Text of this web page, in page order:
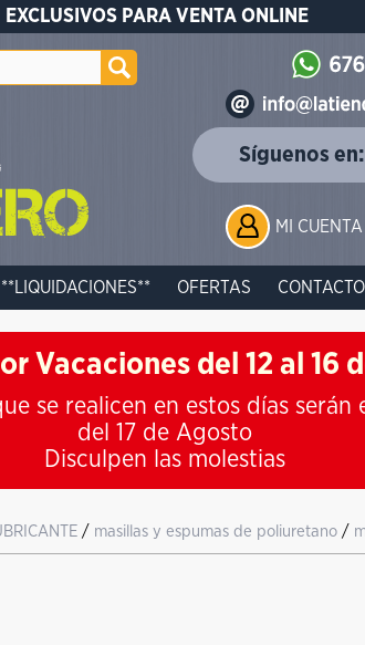
EXCLUSIVOS PARA VENTA ONLINE
Síguenos en:
MI CUENTA
**LIQUIDACIONES** OFERTAS CONTACTO
Vacaciones del 12 al 16
se realicen en estos días serán
del 17 de Agosto
Disculpen las molestias
/ masillas y espumas de poliuretano /